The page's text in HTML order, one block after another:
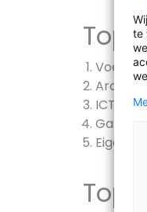
Top
ICT’er
Gamer
Eigen
Top
te